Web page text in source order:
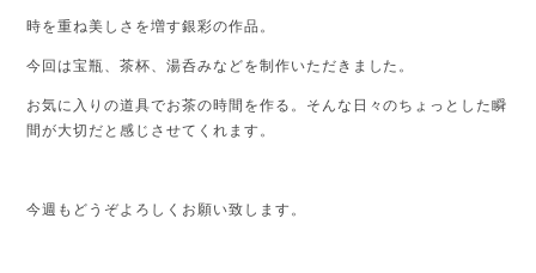
時を重ね美しさを増す銀彩の作品。
今回は宝瓶、茶杯、湯呑みなどを制作いただきました。
お気に入りの道具でお茶の時間を作る。そんな日々のちょっとした瞬
間が大切だと感じさせてくれます。
今週もどうぞよろしくお願い致します。